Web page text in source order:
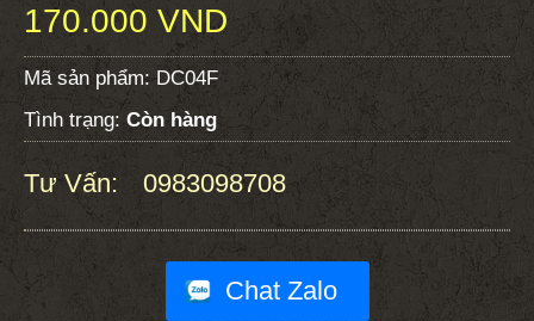
170.000 VND
Mã sản phẩm: DC04F
Tình trạng: Còn hàng
Tư Vấn: 0983098708
Chat Zalo